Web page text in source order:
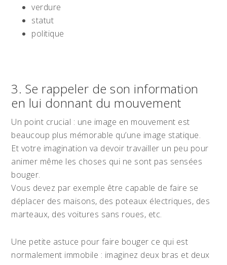
verdure
statut
politique
3. Se rappeler de son information
en lui donnant du mouvement
Un point crucial : une image en mouvement est
beaucoup plus mémorable qu’une image statique.
Et votre imagination va devoir travailler un peu pour
animer même les choses qui ne sont pas sensées
bouger.
Vous devez par exemple être capable de faire se
déplacer des maisons, des poteaux électriques, des
marteaux, des voitures sans roues, etc.
Une petite astuce pour faire bouger ce qui est
normalement immobile : imaginez deux bras et deux